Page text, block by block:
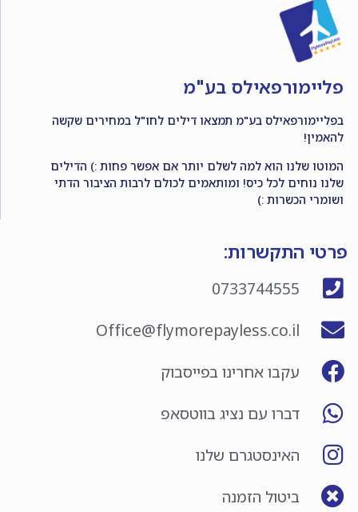
פליימורפאילס בע"מ
בפליימורפאילס בע"מ תמצאו דילים לחו"ל במחירים שקשה
להאמין!
המוטו שלנו הוא למה לשלם יותר אם אפשר פחות :) הדילים
שלנו נוחים לכל כיס! ומותאמים לכולם לרבות הציבור הדתי
ושומרי הכשרות :)
פרטי התקשרות:
0733744555
Office@flymorepayless.co.il
עקבו אחרינו בפייסבוק
דברו עם נציג בווטסאפ
האינסטגרם שלנו
ביטול הזמנה